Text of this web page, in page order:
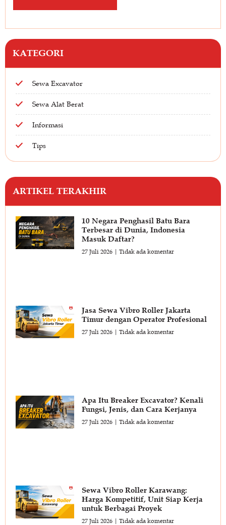
KATEGORI
Sewa Excavator
Sewa Alat Berat
Informasi
Tips
ARTIKEL TERAKHIR
10 Negara Penghasil Batu Bara
Terbesar di Dunia, Indonesia
Masuk Daftar?
27 Juli 2026 Tidak ada komentar
Jasa Sewa Vibro Roller Jakarta
Timur dengan Operator Profesional
27 Juli 2026 Tidak ada komentar
Apa Itu Breaker Excavator? Kenali
Fungsi, Jenis, dan Cara Kerjanya
27 Juli 2026 Tidak ada komentar
Sewa Vibro Roller Karawang:
Harga Kompetitif, Unit Siap Kerja
untuk Berbagai Proyek
27 Juli 2026 Tidak ada komentar